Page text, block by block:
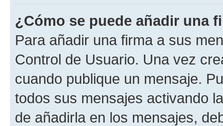
¿Cómo se puede añadir una
Para añadir una firma a sus
Control de Usuario. Una vez
cuando publique un mensaje.
todos sus mensajes activando
de añadirla en los mensajes,